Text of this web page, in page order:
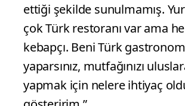
ettiği şekilde sunulmamış.
çok Türk restoranı var ama
kebapçı. Beni Türk
yaparsınız, mutfağınızı
yapmak için nelere ihtiyaç